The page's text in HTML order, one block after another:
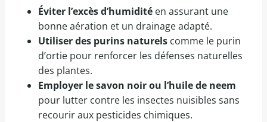
Éviter l’excès d’humidité en assurant une
bonne aération et un drainage adapté.
Utiliser des purins naturels comme le purin
d’ortie pour renforcer les défenses naturelles
des plantes.
Employer le savon noir ou l’huile de neem
pour lutter contre les insectes nuisibles sans
recourir aux pesticides chimiques.